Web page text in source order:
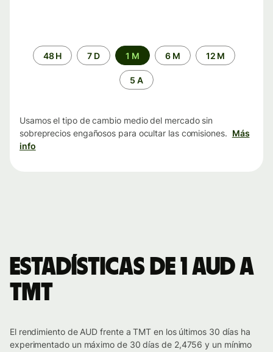
Periodo48 H 7 D 1 M 6 M 12 M
5 A
Usamos el tipo de cambio medio del mercado sin
sobreprecios engañosos para ocultar las comisiones. Más
info
Estadísticas de 1 AUD a
TMT
El rendimiento de AUD frente a TMT en los últimos 30 días ha
experimentado un máximo de 30 días de 2,4756 y un mínimo